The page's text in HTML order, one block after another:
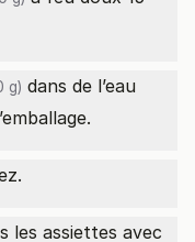
g) dans de l’eau
les assiettes avec